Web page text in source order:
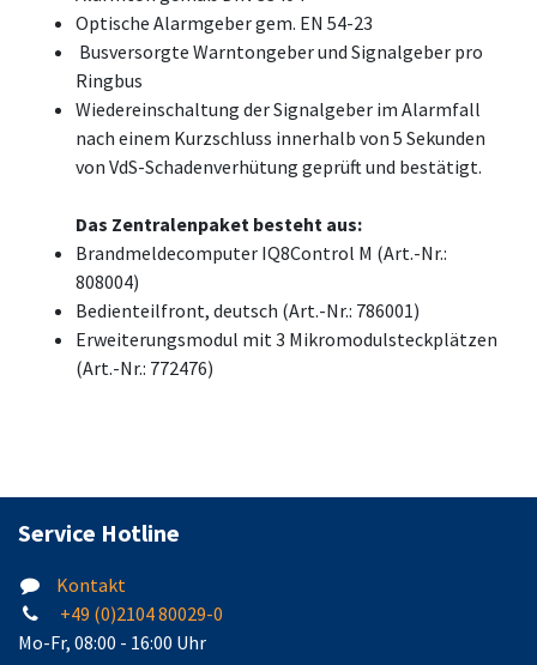
Optische Alarmgeber gem. EN 54-23
Busversorgte Warntongeber und Signalgeber pro
Ringbus
Wiedereinschaltung der Signalgeber im Alarmfall
nach einem Kurzschluss innerhalb von 5 Sekunden
von VdS-Schadenverhütung geprüft und bestätigt.
Das Zentralenpaket besteht aus:
Brandmeldecomputer IQ8Control M (Art.-Nr.:
808004)
Bedienteilfront, deutsch (Art.-Nr.: 786001)
Erweiterungsmodul mit 3 Mikromodulsteckplätzen
(Art.-Nr.: 772476)
Service Hotline
Kontakt
+49 (0)2104 80029-0
Mo-Fr, 08:00 - 16:00 Uhr